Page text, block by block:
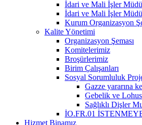
İdari ve Mali İşler
İdari ve Mali İşler Müdür
Kurum Organizasyon
Kalite Yönetimi
Organizasyon Şeması
Komitelerimiz
Broşürlerimiz
Birim Çalışanları
Sosyal Sorumluluk
Gazze yararına
Gebelik ve
Sağlıklı Dişler
İO.FR.01
Hizmet Binamız